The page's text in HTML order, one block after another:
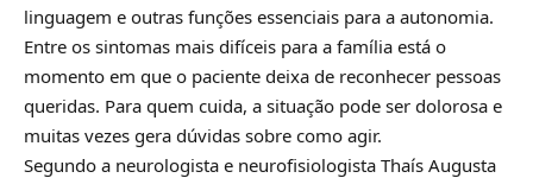
linguagem e outras funções essenciais para a autonomia.
Entre os sintomas mais difíceis para a família está o
momento em que o paciente deixa de reconhecer pessoas
queridas. Para quem cuida, a situação pode ser dolorosa e
muitas vezes gera dúvidas sobre como agir.
Segundo a neurologista e neurofisiologista Thaís Augusta